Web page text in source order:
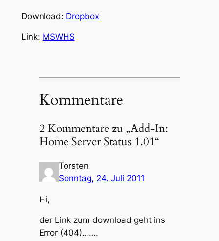
Download: Dropbox
Link: MSWHS
Kommentare
2 Kommentare zu „Add-In:
Home Server Status 1.01“
Torsten
Sonntag, 24. Juli 2011
Hi,
der Link zum download geht ins
Error (404)…….